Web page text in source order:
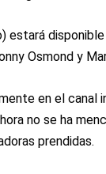
Osmond y
en el canal
no se ha
prendidas.